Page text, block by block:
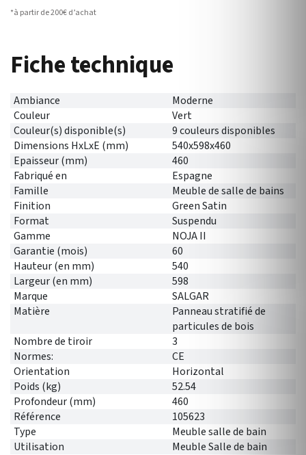
*à partir de 200€ d’achat
Fiche technique
Ambiance
Moderne
Couleur
Vert
Couleur(s) disponible(s)
9 couleurs disponibles
Dimensions HxLxE (mm)
540x598x460
Epaisseur (mm)
460
Fabriqué en
Espagne
Famille
Meuble de salle de bains
Finition
Green Satin
Format
Suspendu
Gamme
NOJA II
Garantie (mois)
60
Hauteur (en mm)
540
Largeur (en mm)
598
Marque
SALGAR
Matière
Panneau stratifié de
particules de bois
Nombre de tiroir
3
Normes:
CE
Orientation
Horizontal
Poids (kg)
52.54
Profondeur (mm)
460
Référence
105623
Type
Meuble salle de bain
Utilisation
Meuble Salle de bain